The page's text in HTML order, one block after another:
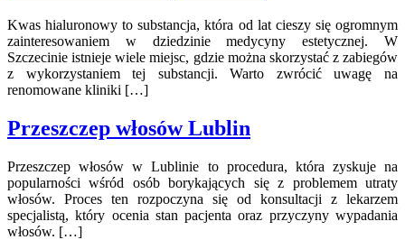
Kwas hialuronowy to substancja, która od lat cieszy się ogromnym
zainteresowaniem w dziedzinie medycyny estetycznej. W
Szczecinie istnieje wiele miejsc, gdzie można skorzystać z zabiegów
z wykorzystaniem tej substancji. Warto zwrócić uwagę na
renomowane kliniki […]
Przeszczep włosów Lublin
Przeszczep włosów w Lublinie to procedura, która zyskuje na
popularności wśród osób borykających się z problemem utraty
włosów. Proces ten rozpoczyna się od konsultacji z lekarzem
specjalistą, który ocenia stan pacjenta oraz przyczyny wypadania
włosów. […]